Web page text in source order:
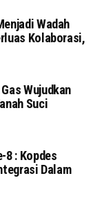
Wadah
Kolaborasi,
Wujudkan
Suci
8 : Kopdes
Dalam